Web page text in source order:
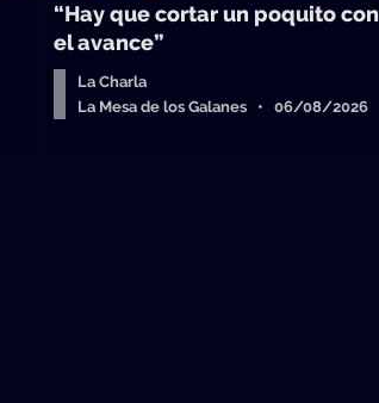
“Hay que cortar un poquito con
el avance”
La Charla
La Mesa de los Galanes • 06/08/2026